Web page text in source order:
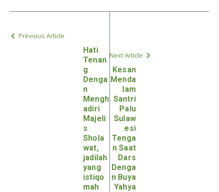
Previous Article
Hati
Tenan
g
Denga
n
Mengh
adiri
Majeli
s
Shola
wat,
jadilah
yang
istiqo
mah
Next Article
Kesan
Menda
lam
Santri
Palu
Sulaw
esi
Tenga
n Saat
Dars
Denga
n Buya
Yahya